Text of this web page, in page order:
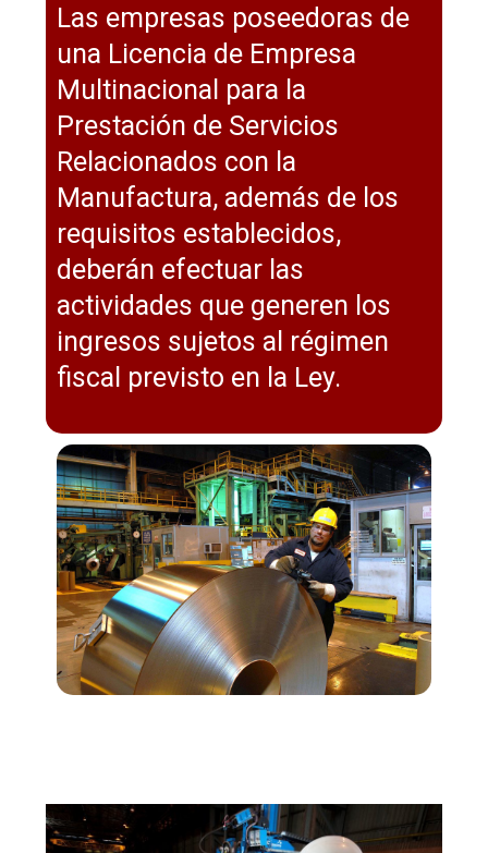
Las empresas poseedoras de
una Licencia de Empresa
Multinacional para la
Prestación de Servicios
Relacionados con la
Manufactura, además de los
requisitos establecidos,
deberán efectuar las
actividades que generen los
ingresos sujetos al régimen
fiscal previsto en la Ley.